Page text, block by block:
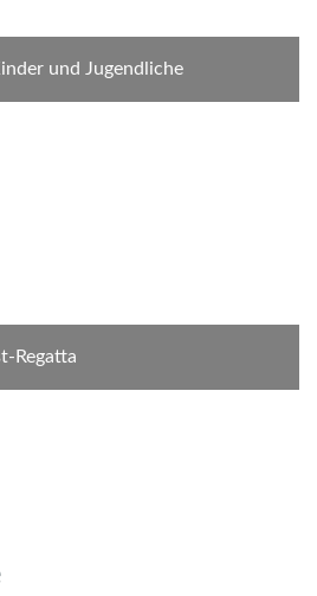
und Jugendliche
Regatta